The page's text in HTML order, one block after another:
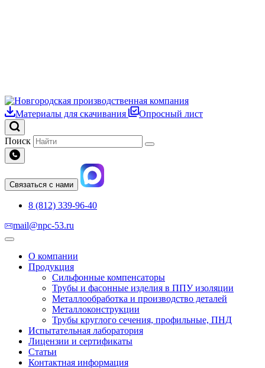
Материалы для скачивания Опросный лист
Поиск
Связаться с нами
8 (812) 339-96-40
mail@npc-53.ru
О компании
Продукция
Сильфонные компенсаторы
Трубы и фасонные изделия в ППУ изоляции
Металлообработка и производство деталей
Металлоконструкции
Трубы круглого сечения, профильные, ПНД
Испытательная лаборатория
Лицензии и сертификаты
Статьи
Контактная информация